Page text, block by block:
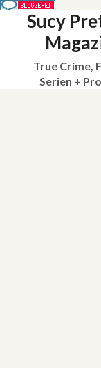
Sucy
True Crime,
Serien +